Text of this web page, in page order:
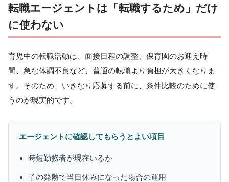
転職エージェントは「転職するため」だけ
に使わない
育児中の転職活動は、面接日程の調整、保育園のお迎え時
間、急な体調不良など、普通の転職より負担が大きくなりま
す。そのため、いきなり応募する前に、条件比較のために使
うのが現実的です。
エージェントに確認してもらうとよい項目
時短勤務者が現在いるか
子の発熱で当日休みになった場合の運用